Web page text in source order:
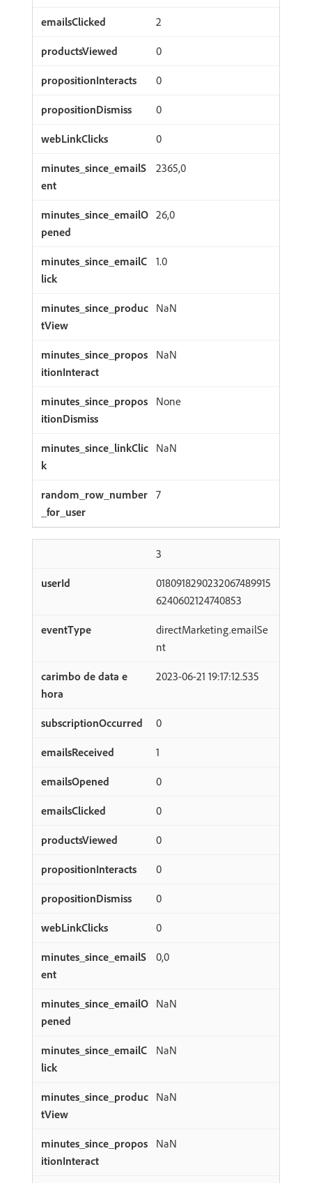
2
0
0
0
0
2365,0
26,0
1.0
NaN
NaN
None
NaN
7
3
0180918290232067489915
6240602124740853
directMarketing.emailSe
nt
2023-06-21 19:17:12.535
0
1
0
0
0
0
0
0
0,0
NaN
NaN
NaN
NaN